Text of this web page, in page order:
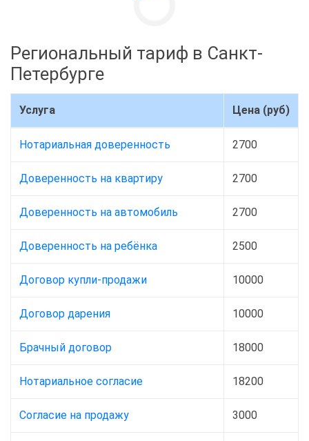
Региональный тариф в Санкт-
Петербурге
Услуга Цена (руб)
Нотариальная доверенность 2700
Доверенность на квартиру 2700
Доверенность на автомобиль 2700
Доверенность на ребёнка 2500
Договор купли-продажи 10000
Договор дарения 10000
Брачный договор 18000
Нотариальное согласие 18200
Согласие на продажу 3000